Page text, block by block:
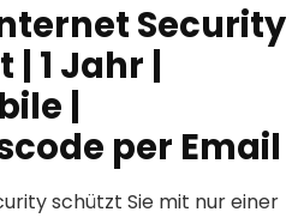
Security
1 Jahr |
|
per Email
schützt Sie mit nur einer